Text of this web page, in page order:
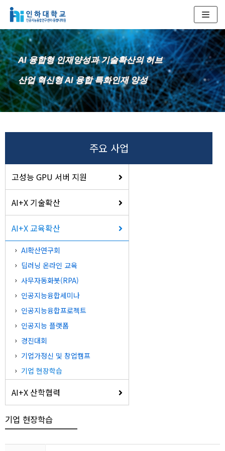
텐
츠
로
건
너
뛰
기
AI 융합형 인재양성과 기술확산의 허브
산업 혁신형 AI 융합 특화인재 양성
주요 사업
고성능 GPU 서버 지원
AI+X 기술확산
AI+X 교육확산
AI확산연구회
딥러닝 온라인 교육
사무자동화봇(RPA)
인공지능융합세미나
인공지능융합프로젝트
인공지능 플랫폼
경진대회
기업가정신 및 창업캠프
기업 현장학습
AI+X 산학협력
기업 현장학습